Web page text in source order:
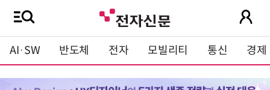
AI·SW 반도체 전자 모빌리티 통신 경제